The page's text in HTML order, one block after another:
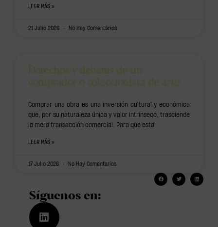
LEER MÁS »
21 Julio 2026 No Hay Comentarios
Derechos y deberes de un
comprador o coleccionista de arte
Comprar una obra es una inversión cultural y económica
que, por su naturaleza única y valor intrínseco, trasciende
la mera transacción comercial. Para que esta
LEER MÁS »
17 Julio 2026 No Hay Comentarios
Síguenos en: